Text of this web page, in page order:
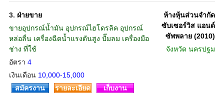
3. ฝ่ายขาย
ขายอุปกรณ์น้ำมัน อุปกรณ์ไฮโดรลิค อุปกรณ์
หล่อลื่น เครื่องฉีดน้ำแรงดันสูง ปั๊มลม เครื่องมือ
ช่าง ที่ใช้
อัตรา 4
เงินเดือน 10,000-15,000
ห้างหุ้นส่วนจำกัด
ซับเซอร์วิส แอนด์
ซัพพลาย (2010)
จังหวัด นครปฐม
สมัครงาน รายละเอียด เก็บงาน